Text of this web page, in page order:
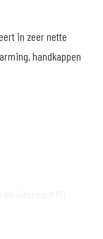
in zeer nette
handkappen
uiteraard bij